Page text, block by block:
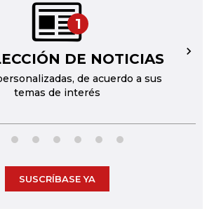
1
DE NOTICIAS
de acuerdo a sus
temas de interés
→
SUSCRÍBASE YA